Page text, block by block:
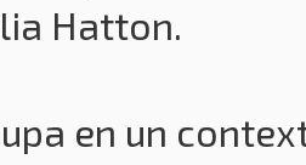
Hatton.
en un